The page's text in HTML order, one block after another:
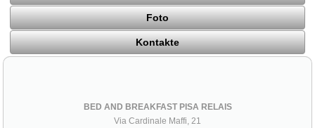
Foto
Kontakte
BED AND BREAKFAST PISA RELAIS
Via Cardinale Maffi, 21